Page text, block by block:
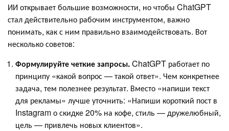
ИИ открывает большие возможности, но чтобы ChatGPT
стал действительно рабочим инструментом, важно
понимать, как с ним правильно взаимодействовать. Вот
несколько советов:
Формулируйте четкие запросы.ChatGPT работает по
принципу «какой вопрос — такой ответ». Чем конкретнее
задача, тем полезнее результат. Вместо «напиши текст
для рекламы» лучше уточнить: «Напиши короткий пост в
Instagram о скидке 20% на кофе, стиль — дружелюбный,
цель — привлечь новых клиентов».